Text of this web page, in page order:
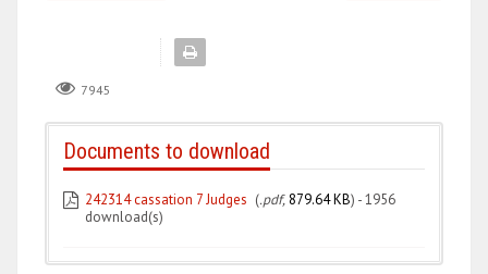
7945
Documents to download
242314 cassation 7 Judges (.pdf, 879.64 KB) - 1956
download(s)